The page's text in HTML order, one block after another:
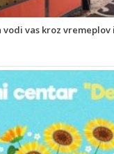
vodi vas kroz